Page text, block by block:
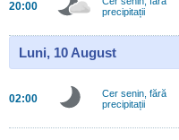
20:00
precipitații
Luni, 10 August
02:00
Cer senin, fără
precipitații